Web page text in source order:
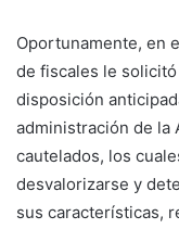
Oportunamente, en
de fiscales le
disposición
administración de la
cautelados, los
desvalorizarse y
sus características,